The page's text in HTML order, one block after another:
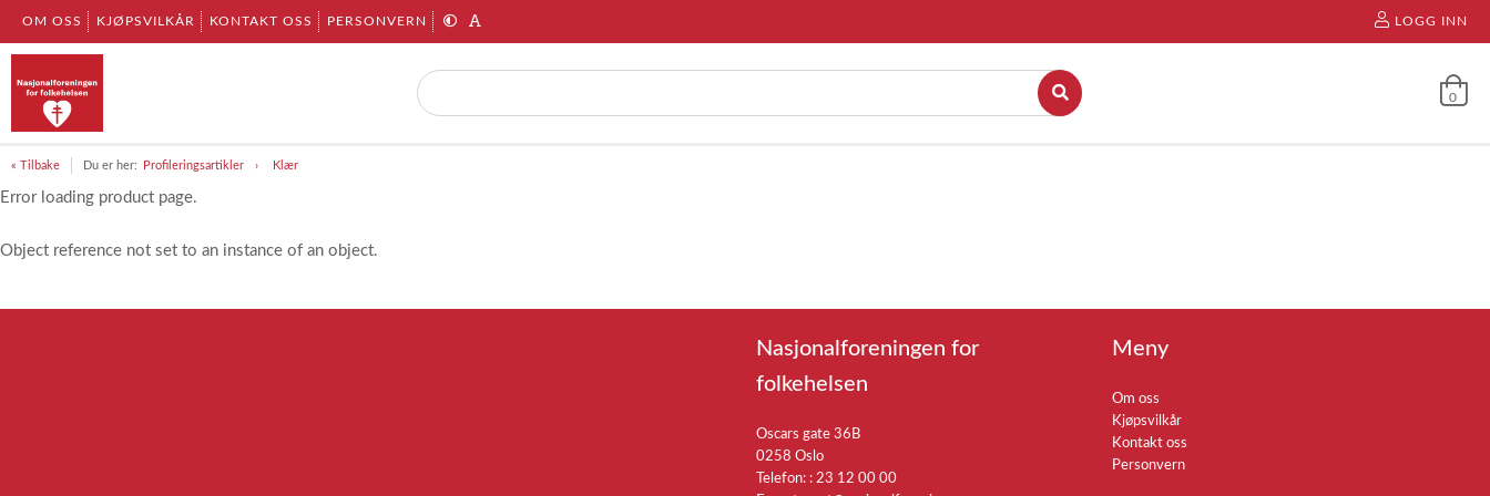
OM OSS KJØPSVILKÅR KONTAKT OSS PERSONVERN LOGG INN
0
« Tilbake Du er her: Profileringsartikler Klær
Error loading product page.
Object reference not set to an instance of an object.
Nasjonalforeningen for
folkehelsen
Oscars gate 36B
0258 Oslo
Telefon: : 23 12 00 00
Meny
Om oss
Kjøpsvilkår
Kontakt oss
Personvern